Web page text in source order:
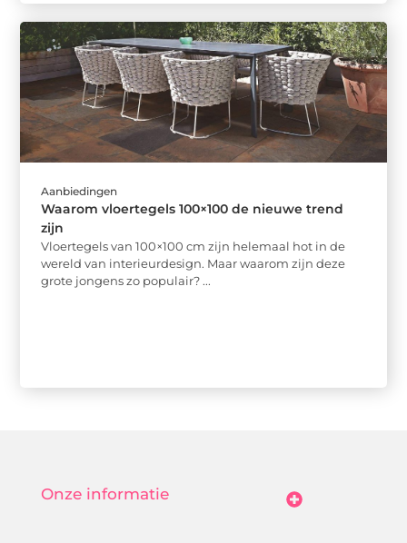
Aanbiedingen
Waarom vloertegels 100×100 de nieuwe trend
zijn
Vloertegels van 100×100 cm zijn helemaal hot in de
wereld van interieurdesign. Maar waarom zijn deze
grote jongens zo populair? ...
Onze informatie